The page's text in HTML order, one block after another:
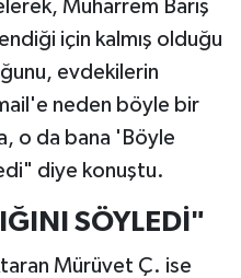
Muharrem Barış
için kalmış olduğu
evdekilerin
neden böyle bir
o da bana 'Böyle
diye konuştu.
SÖYLEDİ"
Mürüvet Ç. ise